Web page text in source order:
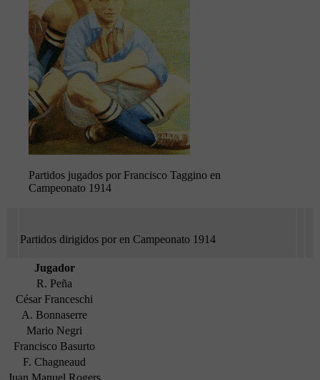
Partidos jugados por Francisco Taggino en
Campeonato 1914
Partidos dirigidos por en Campeonato 1914
Jugador
R. Peña
César Franceschi
A. Bonnaserre
Mario Negri
Francisco Basurto
F. Chagneaud